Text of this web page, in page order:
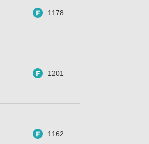
1178
1201
1162